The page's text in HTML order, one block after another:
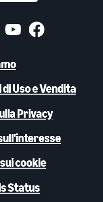
Uso e Vendita
Privacy
cookie
Status